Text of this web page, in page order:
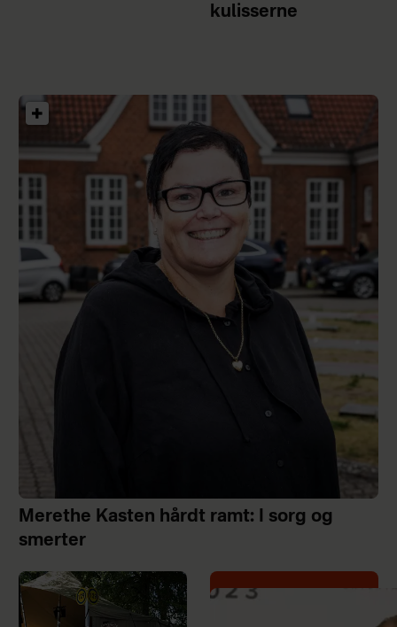
kulisserne
Merethe Kasten hårdt ramt: I sorg og
smerter